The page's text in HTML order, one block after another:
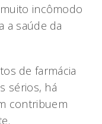
incômodo
a saúde da
de farmácia
sérios, há
contribuem